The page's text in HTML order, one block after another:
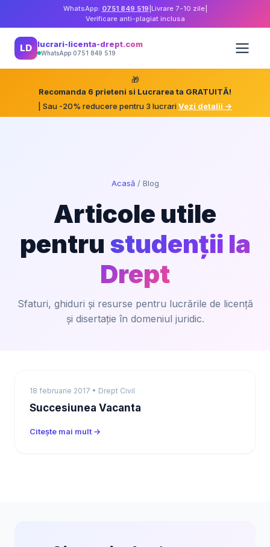
WhatsApp: 0751 849 519 Livrare 7-10 zile|
Verificare anti-plagiat inclusa
LD lucrari-licenta-drept.com
WhatsApp 0751 849 519
🎁
Recomanda 6 prieteni si Lucrarea ta GRATUITĂ!
| Sau -20% reducere pentru 3 lucrariVezi detalii →
Acasă/ Blog
Articole utile
pentru studenții la
Drept
Sfaturi, ghiduri și resurse pentru lucrările de licență
și disertație în domeniul juridic.
18 februarie 2017 • Drept Civil
Succesiunea Vacanta
Citește mai mult →